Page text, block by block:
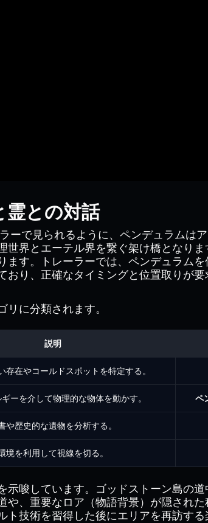
との対話
ーで見られるように、ペンデュラムは
世界とエーテル界を繋ぐ架け橋となり
ます。トレーラーでは、ペンデュラム
おり、正確なタイミングと位置取りが
に分類されます。
説明
存在やコールドスポットを特定する。
ーを介して物理的な物体を動かす。 ペ
や歴史的な遺物を分析する。
境を利用して視線を切る。
示唆しています。ゴッドストーン島の
や、重要なロア（物語背景）が隠され
技術を習得した後にエリアを再訪する